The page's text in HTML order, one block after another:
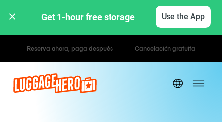
Get 1-hour free storage Use the App
Tarifas por hora / día